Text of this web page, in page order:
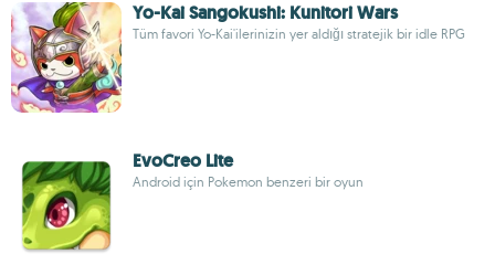
Yo-Kai Sangokushi: Kunitori Wars
Tüm favori Yo-Kai'ilerinizin yer aldığı stratejik bir idle RPG
EvoCreo Lite
Android için Pokemon benzeri bir oyun